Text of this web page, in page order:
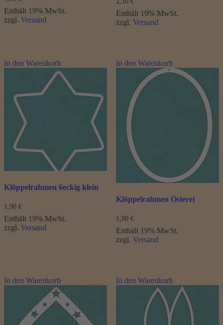
Enthält 19% MwSt.
zzgl. Versand
Enthält 19% MwSt.
zzgl. Versand
In den Warenkorb
Klöppelrahmen 6eckig klein
1,90 €
Enthält 19% MwSt.
zzgl. Versand
In den Warenkorb
Klöppelrahmen Osterei
1,90 €
Enthält 19% MwSt.
zzgl. Versand
In den Warenkorb In den Warenkorb